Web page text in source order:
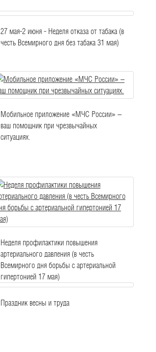
27 мая-2 июня - Неделя отказа от табака (в
честь Всемирного дня без табака 31 мая)
Мобильное приложение «МЧС России» –
ваш помощник при чрезвычайных
ситуациях.
Неделя профилактики повышения
артериального давления (в честь
Всемирного дня борьбы с артериальной
гипертонией 17 мая)
Праздник весны и труда